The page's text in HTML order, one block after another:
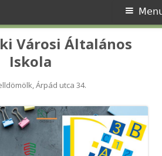
Városi Általános
Iskola
Árpád utca 34.